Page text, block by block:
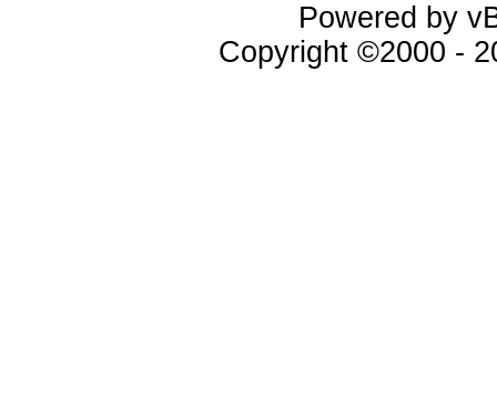
Powered by
Copyright ©2000 -